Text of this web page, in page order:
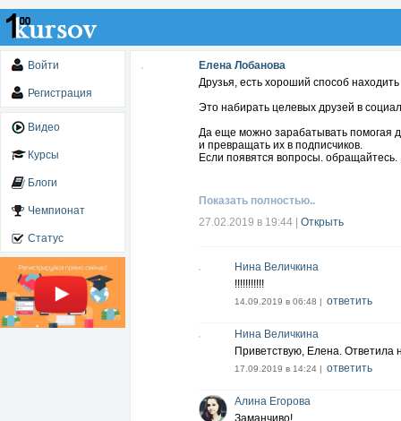
Войти
Регистрация
Видео
Курсы
Блоги
Чемпионат
Статус
Елена Лобанова
Друзья, есть хороший способ
Это набирать целевых друзей в
Да еще можно зарабатывать помогая
и превращать их в подписчиков.
Если появятся вопросы. обращайтесь.
Показать полностью..
27.02.2019 в 19:44
Открыть
Нина Величкина
!!!!!!!!!!!
14.09.2019 в 06:48 | ответить
Нина Величкина
Приветствую, Елена. Ответила
17.09.2019 в 14:24 | ответить
Алина Егорова
Заманчиво!